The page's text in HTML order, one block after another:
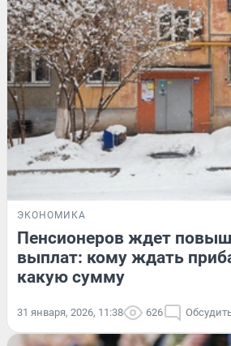
ЭКОНОМИКА
Пенсионеров ждет
выплат: кому ждать
какую сумму
31 января, 2026, 11:38 626